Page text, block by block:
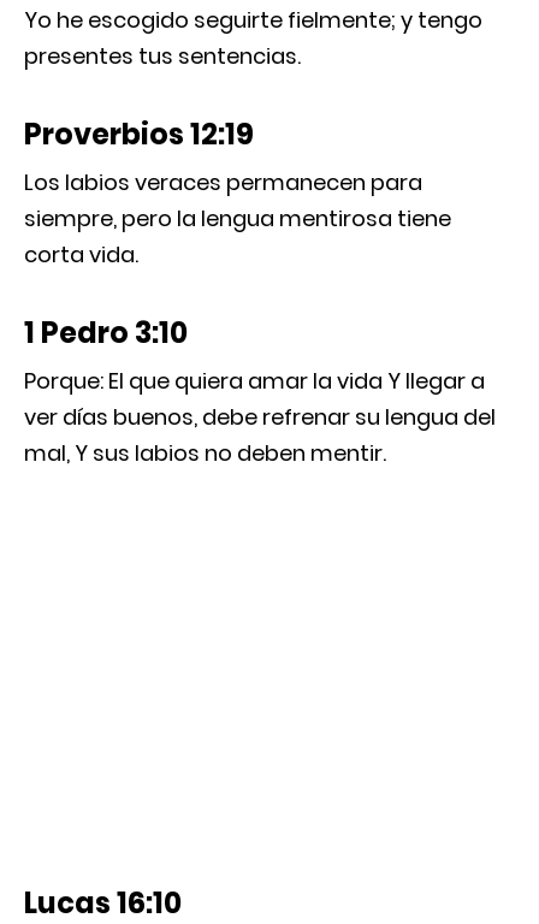
Yo he escogido seguirte fielmente; y tengo
presentes tus sentencias.
Proverbios 12:19
Los labios veraces permanecen para
siempre, pero la lengua mentirosa tiene
corta vida.
1 Pedro 3:10
Porque: El que quiera amar la vida Y llegar a
ver días buenos, debe refrenar su lengua del
mal, Y sus labios no deben mentir.
Lucas 16:10